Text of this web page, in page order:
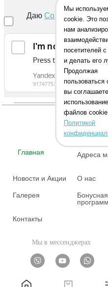
ДаюСогласиена
Главная Адреса
Новости и Акции О нас
Галерея
Бонусная
Контакты
Мы в мессенджерах
Мы
cookie. Это
нам
посетителей
и делать его
Продолжая
пользоваться
вы
файлов
Политикой